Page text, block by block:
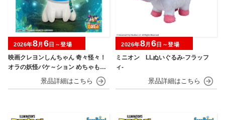
映画クレヨンしんちゃん 奇々怪々！
オラの妖怪バケ～ション めちゃもふ
ぐっとぬいぐるみ～おすわりポーズ
2026年8月 6日～登場
ミニオン LLぬいぐるみ‐フラッフ
ィ‐
2026年8月 6日～登場